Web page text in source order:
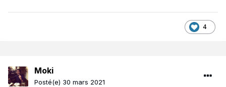
4
Moki
Posté(e) 30 mars 2021